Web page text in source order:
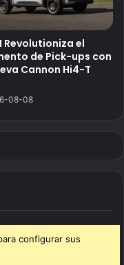
Revolutioniza el
de Pick-ups con
Cannon Hi4-T
08-08
configurar sus